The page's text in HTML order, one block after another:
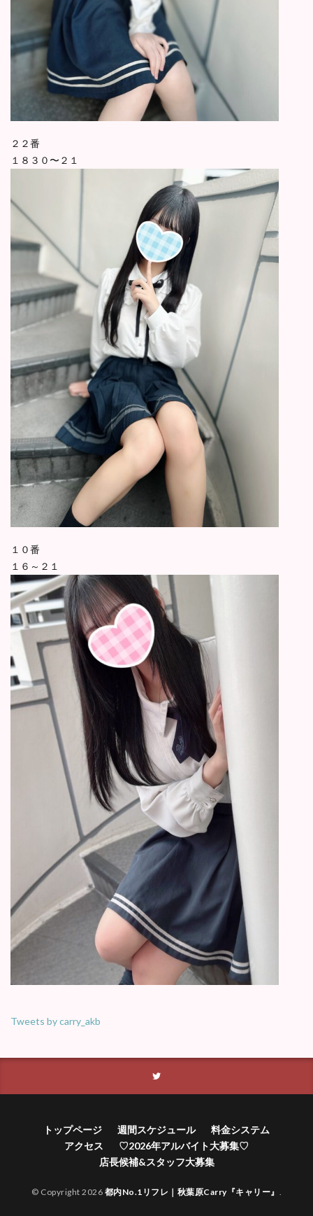
２２番
１８３０〜２１
１０番
１６～２１
Tweets by carry_akb
トップページ 週間スケジュール
料金システム
アクセス
♡2026年アルバイト大募集♡
店長候補&スタッフ大募集
© Copyright 2026 都内No.1リフレ｜秋葉原Carry『キャリー』 .